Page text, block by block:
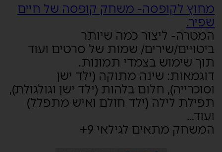
מחוץ לקופסה- משחק קופסה של חיים
שפיר.
המטרה- ליצור כמה שיותר
ביטויים/שירים/ שמות של סרטים ועוד
תוך שימוש בצמדי תמונות.
דוגמאות: שינה מתוקה (ילד ישן
וסוכרייה), חלום בלהות (ילד ישן וגולגולת),
תפילת לילה (ילד חולם ואיש מתפלל)
ועוד…
המשחק מתאים לגילאי 9+